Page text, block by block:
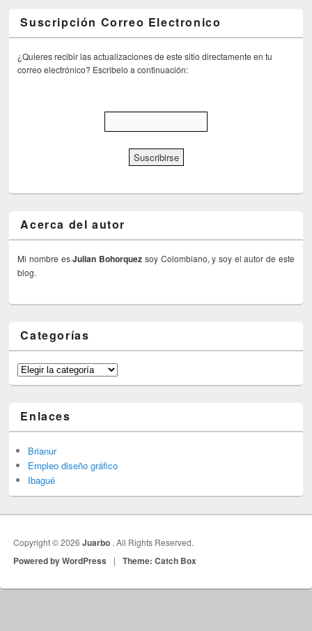
Suscripción Correo Electronico
¿Quieres recibir las actualizaciones de este sitio directamente en tu
correo electrónico? Escribelo a continuación:
Acerca del autor
Mi nombre esJulian Bohorquez soy Colombiano, y soy el autor de este
blog.
Categorías
Categorías
Enlaces
Brianur
Empleo diseño gráfico
Ibagué
Copyright © 2026Juarbo . All Rights Reserved.
Powered by WordPress | Theme: Catch Box